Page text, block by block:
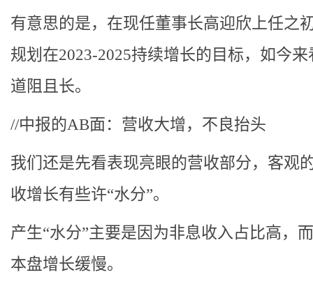
有意思的是，在现任董事长高迎欣上任之
规划在2023-2025持续增长的目标，如今来
道阻且长。
//中报的AB面：营收大增，不良抬头
我们还是先看表现亮眼的营收部分，客观
收增长有些许“水分”。
产生“水分”主要是因为非息收入占比高，
本盘增长缓慢。